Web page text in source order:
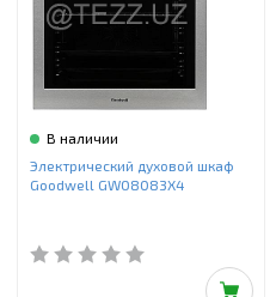
В наличии
Электрический духовой шкаф
Goodwell GWO8083X4